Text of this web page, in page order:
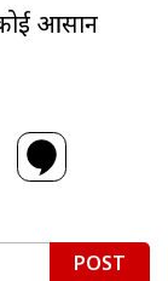
आसान
POST